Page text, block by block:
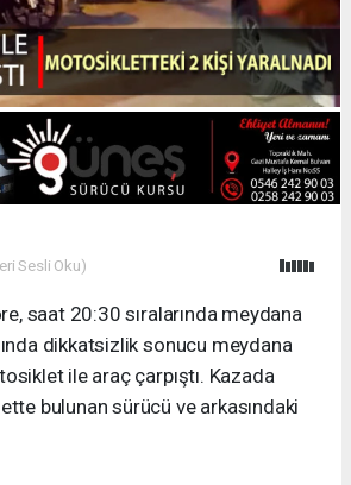
Sesli Oku)
saat 20:30 sıralarında meydana
dikkatsizlik sonucu meydana
ile araç çarpıştı. Kazada
bulunan sürücü ve arkasındaki